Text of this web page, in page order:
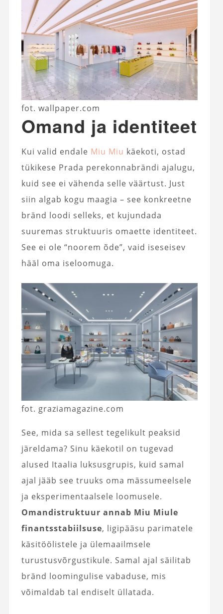
fot. wallpaper.com
Omand ja identiteet
Kui valid endale Miu Miu käekoti, ostad
tükikese Prada perekonnabrändi ajalugu,
kuid see ei vähenda selle väärtust. Just
siin algab kogu maagia – see konkreetne
bränd loodi selleks, et kujundada
suuremas struktuuris omaette identiteet.
See ei ole “noorem õde”, vaid iseseisev
hääl oma iseloomuga.
fot. graziamagazine.com
See, mida sa sellest tegelikult peaksid
järeldama? Sinu käekotil on tugevad
alused Itaalia luksusgrupis, kuid samal
ajal jääb see truuks oma mässumeelsele
ja eksperimentaalsele loomusele.
Omandistruktuur annab Miu Miule
finantsstabiilsuse, ligipääsu parimatele
käsitöölistele ja ülemaailmsele
turustusvõrgustikule. Samal ajal säilitab
bränd loomingulise vabaduse, mis
võimaldab tal endiselt üllatada.